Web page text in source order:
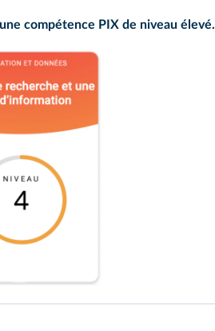
compétence PIX de niveau élevé.